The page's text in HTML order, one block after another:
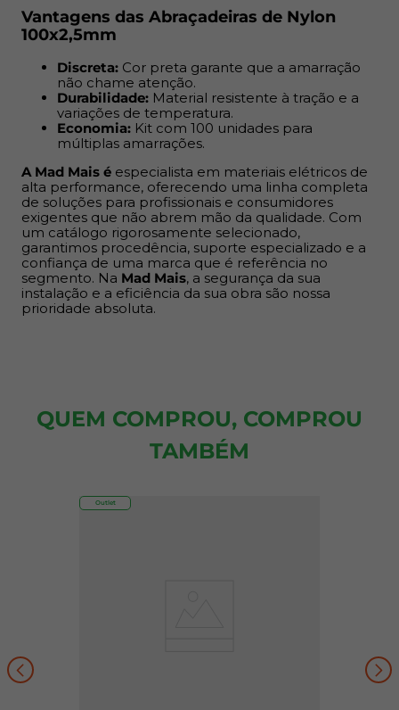
é referência no segmento. NaMad Mais, a segurança da
sua instalação e a eficiência da sua obra são nossa
Vantagens das Abraçadeiras de Nylon
100x2,5mm
Discreta: Cor preta garante que a amarração
não chame atenção.
Durabilidade: Material resistente à tração e a
variações de temperatura.
Economia: Kit com 100 unidades para
múltiplas amarrações.
A Mad Mais é especialista em materiais elétricos de
alta performance, oferecendo uma linha completa
de soluções para profissionais e consumidores
exigentes que não abrem mão da qualidade. Com
um catálogo rigorosamente selecionado,
garantimos procedência, suporte especializado e a
confiança de uma marca que é referência no
segmento. Na Mad Mais, a segurança da sua
instalação e a eficiência da sua obra são nossa
prioridade absoluta.
QUEM COMPROU, COMPROU
TAMBÉM
Outlet